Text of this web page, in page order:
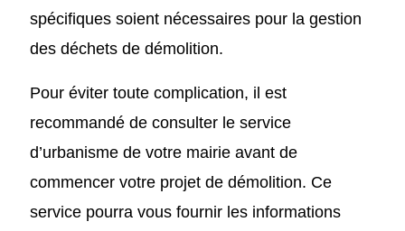
spécifiques soient nécessaires pour la gestion
des déchets de démolition.
Pour éviter toute complication, il est
recommandé de consulter le service
d’urbanisme de votre mairie avant de
commencer votre projet de démolition. Ce
service pourra vous fournir les informations